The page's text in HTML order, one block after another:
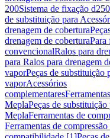
200Sistema de fixação
de substituição para
drenagem de cobertura
drenagem de coberturaPara
convencionalRalos para
para Ralos para drenagem
vaporPeças de substituição
vaporAcessórios
complementaresFerramentas
MeplaPeças de
MeplaFerramentas de
Ferramentas de